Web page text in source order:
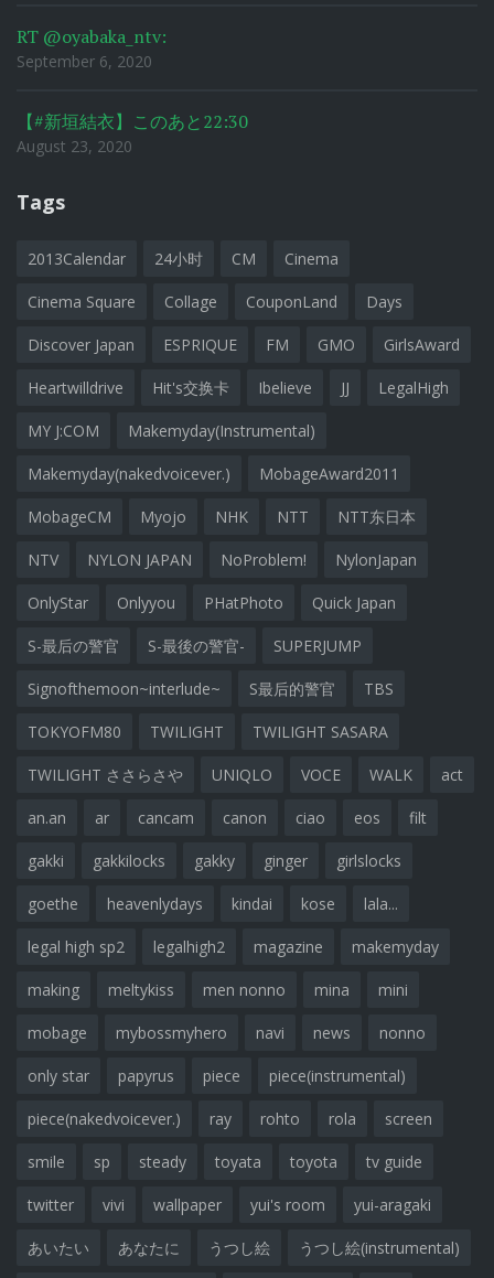
RT @oyabaka_ntv:
September 6, 2020
【#新垣結衣】このあと22:30
August 23, 2020
Tags
2013Calendar 24小时 CM Cinema
Cinema Square Collage CouponLand Days
Discover Japan ESPRIQUE FM GMO GirlsAward
Heartwilldrive Hit's交换卡 Ibelieve JJ LegalHigh
MY J:COM Makemyday(Instrumental)
Makemyday(nakedvoicever.) MobageAward2011
MobageCM Myojo NHK NTT NTT东日本
NTV NYLON JAPAN NoProblem! NylonJapan
OnlyStar Onlyyou PHatPhoto Quick Japan
S-最后の警官 S-最後の警官- SUPERJUMP
Signofthemoon~interlude~ S最后的警官 TBS
TOKYOFM80 TWILIGHT TWILIGHT SASARA
TWILIGHT ささらさや UNIQLO VOCE WALK act
an.an ar cancam canon ciao eos filt
gakki gakkilocks gakky ginger girlslocks
goethe heavenlydays kindai kose lala...
legal high sp2 legalhigh2 magazine makemyday
making meltykiss men nonno mina mini
mobage mybossmyhero navi news nonno
only star papyrus piece piece(instrumental)
piece(nakedvoicever.) ray rohto rola screen
smile sp steady toyata toyota tv guide
twitter vivi wallpaper yui's room yui-aragaki
あいたい あなたに うつし絵 うつし絵(instrumental)